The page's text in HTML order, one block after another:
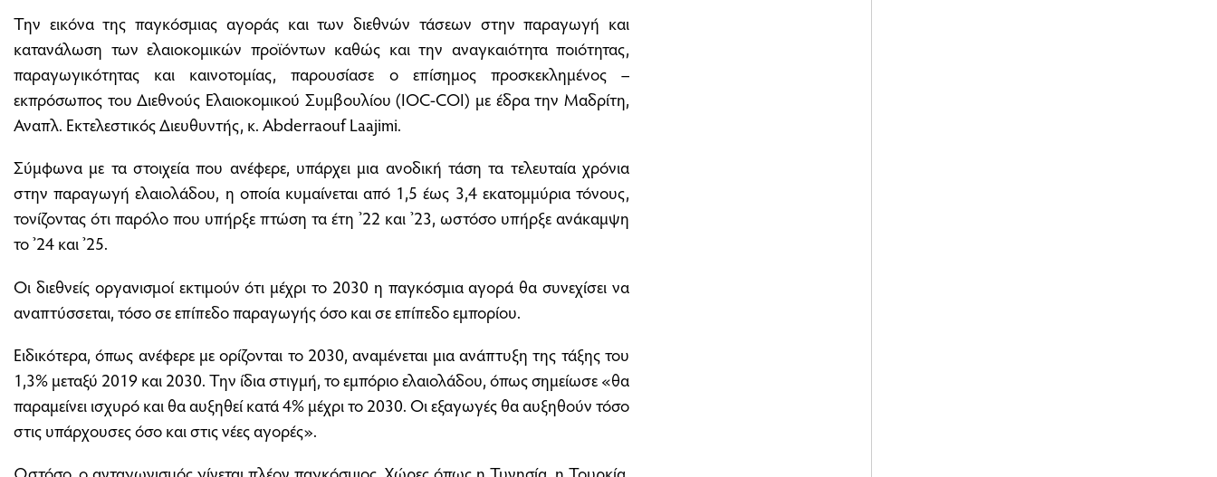
Την εικόνα της παγκόσμιας αγοράς και των διεθνών τάσεων στην παραγωγή και
κατανάλωση των ελαιοκομικών προϊόντων καθώς και την αναγκαιότητα ποιότητας,
παραγωγικότητας και καινοτομίας, παρουσίασε ο επίσημος προσκεκλημένος –
εκπρόσωπος του Διεθνούς Ελαιοκομικού Συμβουλίου (IOC-COI) με έδρα την Μαδρίτη,
Αναπλ. Εκτελεστικός Διευθυντής, κ. Abderraouf Laajimi.
Σύμφωνα με τα στοιχεία που ανέφερε, υπάρχει μια ανοδική τάση τα τελευταία χρόνια
στην παραγωγή ελαιολάδου, η οποία κυμαίνεται από 1,5 έως 3,4 εκατομμύρια τόνους,
τονίζοντας ότι παρόλο που υπήρξε πτώση τα έτη ’22 και ’23, ωστόσο υπήρξε ανάκαμψη
το ’24 και ’25.
Οι διεθνείς οργανισμοί εκτιμούν ότι μέχρι το 2030 η παγκόσμια αγορά θα συνεχίσει να
αναπτύσσεται, τόσο σε επίπεδο παραγωγής όσο και σε επίπεδο εμπορίου.
Ειδικότερα, όπως ανέφερε με ορίζονται το 2030, αναμένεται μια ανάπτυξη της τάξης του
1,3% μεταξύ 2019 και 2030. Την ίδια στιγμή, το εμπόριο ελαιολάδου, όπως σημείωσε «θα
παραμείνει ισχυρό και θα αυξηθεί κατά 4% μέχρι το 2030. Οι εξαγωγές θα αυξηθούν τόσο
στις υπάρχουσες όσο και στις νέες αγορές».